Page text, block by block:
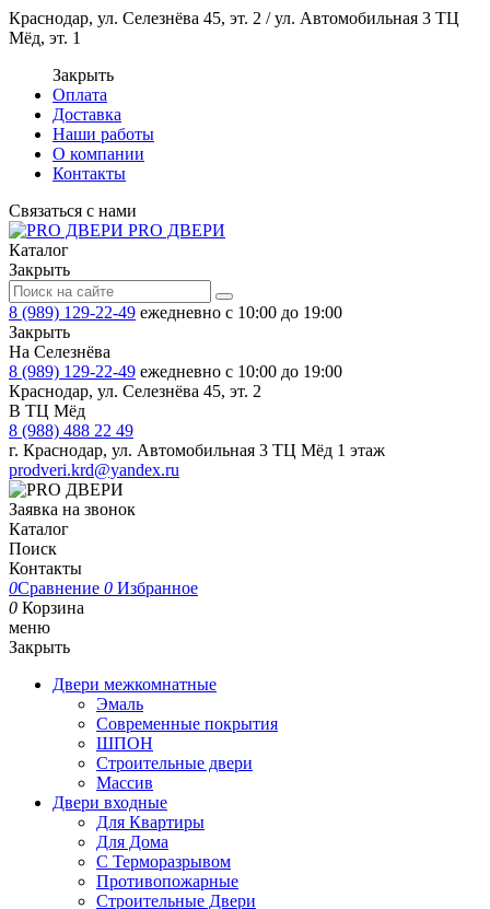
Краснодар, ул. Селезнёва 45, эт. 2 / ул. Автомобильная 3 ТЦ
Мёд, эт. 1
Закрыть
Оплата
Доставка
Наши работы
О компании
Контакты
Связаться с нами
PRO ДВЕРИ
Каталог
Закрыть
8 (989) 129-22-49 ежедневно с 10:00 до 19:00
Закрыть
На Селезнёва
8 (989) 129-22-49 ежедневно с 10:00 до 19:00
Краснодар, ул. Селезнёва 45, эт. 2
В ТЦ Мёд
8 (988) 488 22 49
г. Краснодар, ул. Автомобильная 3 ТЦ Мёд 1 этаж
prodveri.krd@yandex.ru
Заявка на звонок
Каталог
Поиск
Контакты
0Сравнение 0 Избранное
0 Корзина
меню
Закрыть
Двери межкомнатные
Эмаль
Современные покрытия
ШПОН
Строительные двери
Массив
Двери входные
Для Квартиры
Для Дома
С Терморазрывом
Противопожарные
Строительные Двери